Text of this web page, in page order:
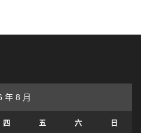
年 8 月
四 五 六 日